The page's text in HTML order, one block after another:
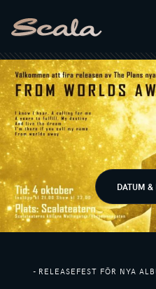
DATUM &
- RELEASEFEST FÖR NYA